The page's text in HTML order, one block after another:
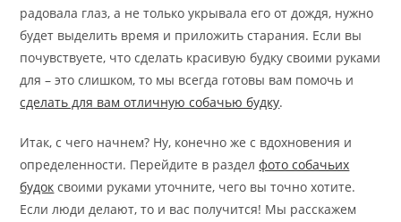
радовала глаз, а не только укрывала его от дождя, нужно
будет выделить время и приложить старания. Если вы
почувствуете, что сделать красивую будку своими руками
для – это слишком, то мы всегда готовы вам помочь и
сделать для вам отличную собачью будку.
Итак, с чего начнем? Ну, конечно же с вдохновения и
определенности. Перейдите в разделфото собачьих
будок своими руками уточните, чего вы точно хотите.
Если люди делают, то и вас получится! Мы расскажем